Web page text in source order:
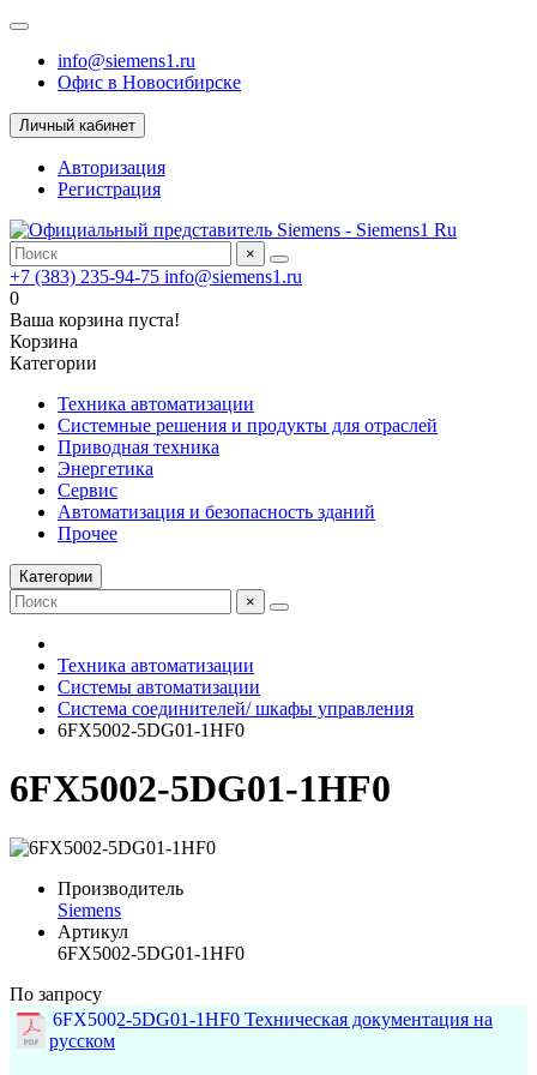
info@siemens1.ru
Офис в Новосибирске
Личный кабинет
Авторизация
Регистрация
×
+7 (383) 235-94-75 info@siemens1.ru
0
Ваша корзина пуста!
Корзина
Категории
Техника автоматизации
Системные решения и продукты для отраслей
Приводная техника
Энергетика
Сервис
Автоматизация и безопасность зданий
Прочее
Категории
×
Техника автоматизации
Системы автоматизации
Система соединителей/ шкафы управления
6FX5002-5DG01-1HF0
6FX5002-5DG01-1HF0
Производитель
Siemens
Артикул
6FX5002-5DG01-1HF0
По запросу
6FX5002-5DG01-1HF0 Техническая документация на
русском